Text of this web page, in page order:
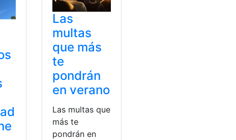
Las
multas
que más
te
pondrán
en verano
Las multas que
más te
pondrán en